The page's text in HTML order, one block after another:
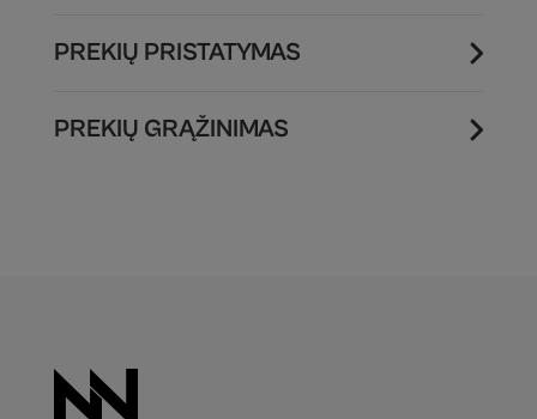
PREKIŲ PRISTATYMAS
PREKIŲ GRĄŽINIMAS